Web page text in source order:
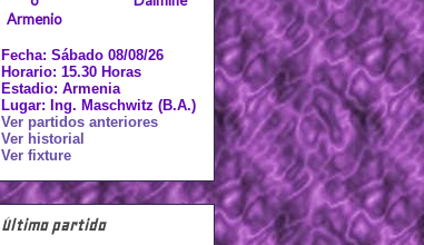
Armenio
Fecha: Sábado 08/08/26
Horario: 15.30 Horas
Estadio: Armenia
Lugar: Ing. Maschwitz (B.A.)
Ver partidos anteriores
Ver historial
Ver fixture
Último partido